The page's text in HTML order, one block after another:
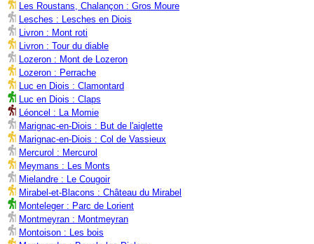
Les Roustans, Chalançon : Gros Moure
Lesches : Lesches en Diois
Livron : Mont roti
Livron : Tour du diable
Lozeron : Mont de Lozeron
Lozeron : Perrache
Luc en Diois : Clamontard
Luc en Diois : Claps
Léoncel : La Momie
Marignac-en-Diois : But de l'aiglette
Marignac-en-Diois : Col de Vassieux
Mercurol : Mercurol
Meymans : Les Monts
Mielandre : Le Cougoir
Mirabel-et-Blacons : Château du Mirabel
Monteleger : Parc de Lorient
Montmeyran : Montmeyran
Montoison : Les bois